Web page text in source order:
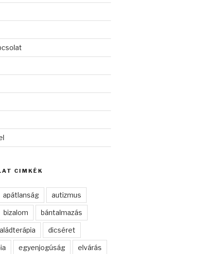
CIMKÉK
apátlanság autizmus
bizalom bántalmazás
dicséret
egyenjogúság elvárás